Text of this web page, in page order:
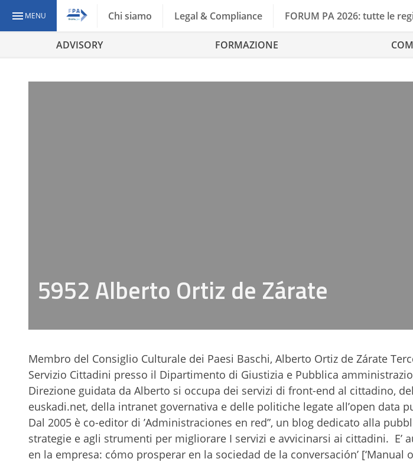
MENU Chi siamo Legal & Compliance FORUM PA 2026: tutte le
ADVISORY FORMAZIONE
5952 Alberto Ortiz de Zárate
Membro del Consiglio Culturale dei Paesi Baschi, Alberto Ortiz de Zárate
Servizio Cittadini presso il Dipartimento di Giustizia e Pubblica
Direzione guidata da Alberto si occupa dei servizi di front-end al cittadino,
euskadi.net, della intranet governativa e delle politiche legate all’open data
Dal 2005 è co-editor di ’Administraciones en red”, un blog dedicato alla
strategie e agli strumenti per migliorare I servizi e avvicinarsi ai cittadini. E’
en la empresa: cómo prosperar en la sociedad de la conversación’